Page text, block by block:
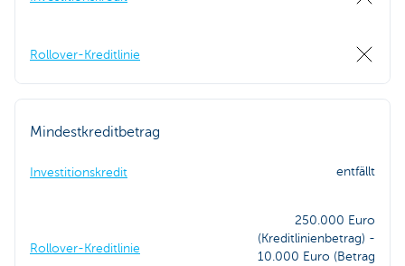
Rollover-Kreditlinie
Mindestkreditbetrag
Investitionskredit entfällt
Rollover-Kreditlinie
250.000 Euro
(Kreditlinienbetrag) -
10.000 Euro (Betrag